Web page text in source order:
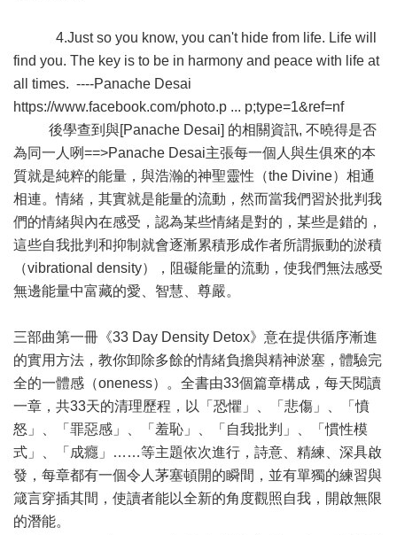
4.Just so you know, you can't hide from life. Life will
find you. The key is to be in harmony and peace with life at
all times. ----Panache Desai
https://www.facebook.com/photo.p ... p;type=1&ref=nf
後學查到與[Panache Desai] 的相關資訊, 不曉得是否
為同一人咧==>Panache Desai主張每一個人與生俱來的本
質就是純粹的能量，與浩瀚的神聖靈性（the Divine）相通
相連。情緒，其實就是能量的流動，然而當我們習於批判我
們的情緒與內在感受，認為某些情緒是對的，某些是錯的，
這些自我批判和抑制就會逐漸累積形成作者所謂振動的淤積
（vibrational density），阻礙能量的流動，使我們無法感受
無邊能量中富藏的愛、智慧、尊嚴。
三部曲第一冊《33 Day Density Detox》意在提供循序漸進
的實用方法，教你卸除多餘的情緒負擔與精神淤塞，體驗完
全的一體感（oneness）。全書由33個篇章構成，每天閱讀
一章，共33天的清理歷程，以「恐懼」、「悲傷」、「憤
怒」、「罪惡感」、「羞恥」、「自我批判」、「慣性模
式」、「成癮」……等主題依次進行，詩意、精練、深具啟
發，每章都有一個令人茅塞頓開的瞬間，並有單獨的練習與
箴言穿插其間，使讀者能以全新的角度觀照自我，開啟無限
的潛能。